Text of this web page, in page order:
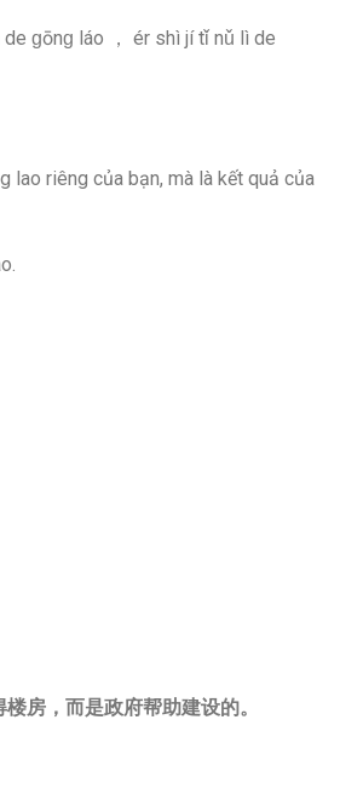
ɡōnɡ láo ， ér shì jí tǐ nǔ lì de
lao riêng của bạn, mà là kết quả của
房，而是政府帮助建设的。